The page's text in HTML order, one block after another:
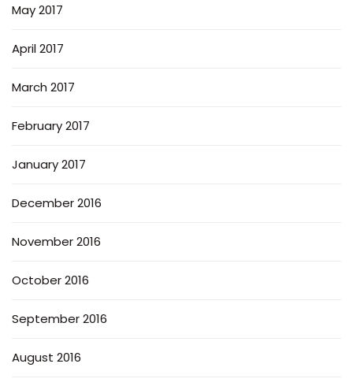
May 2017
April 2017
March 2017
February 2017
January 2017
December 2016
November 2016
October 2016
September 2016
August 2016